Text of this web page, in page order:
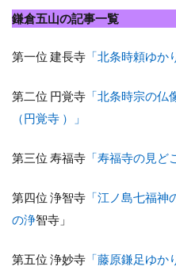
鎌倉五山の記事一覧
第一位 建長寺 「北条時頼ゆか
第二位 円覚寺 「北条時宗の
（円覚寺 ）」
第三位 寿福寺 「寿福寺の見ど
第四位 浄智寺 「江ノ島七福
の浄智寺」
第五位 浄妙寺 「藤原鎌足ゆ